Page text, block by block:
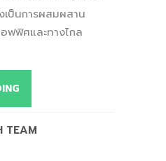
ป็นการผสมผสาน
อฟฟิศและทางไกล
TEAM